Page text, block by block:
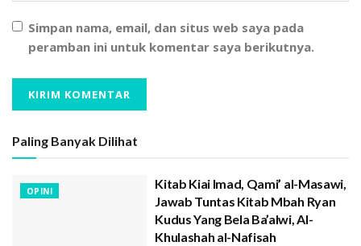
setiap bulan, ataupun setiap pekan. Dalam kategori
tahunan terdapat pada bulan Dzulhijjah, Muharram,
Rajab, dan Sya’ban (Imam al-Ghazali, Ihya Ulumuddin,
Menurut Hujjatul Islam melaksanaan puasa Rajab
diperkenankan selama satu bulan penuh. Sebagian
Rajab selama satu bulan penuh karena dianggap
menyerupai puasa bulan Ramadhan. Sebagai saran,
puasa Rajab baiknya dilakukan saat bertepatan hari-
Simpan nama, email, dan situs web saya pada
peramban ini untuk komentar saya berikutnya.
Paling Banyak Dilihat
OPINI
Kitab Kiai Imad, Qami’ al-Masawi,
Jawab Tuntas Kitab Mbah Ryan
Kudus Yang Bela Ba’alwi, Al-
Khulashah al-Nafisah